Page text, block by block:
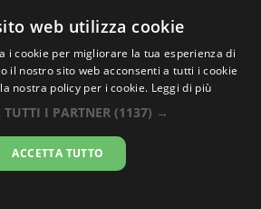
.co
Rustenburg
web utilizza cookie
i cookie per migliorare la tua esperienza di
il nostro sito web acconsenti a tutti i cookie
nostra policy per i cookie. Leggi di più
TUTTI I PARTNER (1137) →
ACCETTA TUTTO